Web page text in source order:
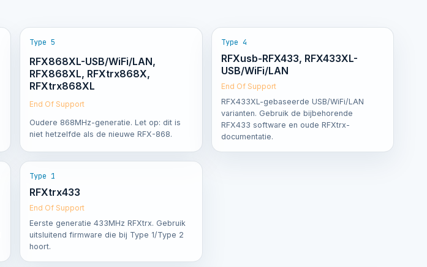
Type 5
RFX868XL-USB/WiFi/LAN,
RFX868XL, RFXtrx868X,
RFXtrx868XL
End Of Support
Oudere 868MHz-generatie. Let op: dit is
niet hetzelfde als de nieuwe RFX-868.
Type 4
RFXusb-RFX433, RFX433XL-
USB/WiFi/LAN
End Of Support
RFX433XL-gebaseerde USB/WiFi/LAN
varianten. Gebruik de bijbehorende
RFX433 software en oude RFXtrx-
documentatie.
Type 1
RFXtrx433
End Of Support
Eerste generatie 433MHz RFXtrx. Gebruik
uitsluitend firmware die bij Type 1/Type 2
hoort.